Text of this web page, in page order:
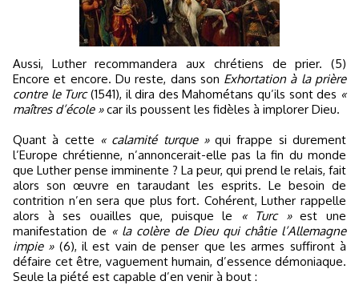
Aussi, Luther recommandera aux chrétiens de prier. (5)
Encore et encore. Du reste, dans son Exhortation à la prière
contre le Turc(1541), il dira des Mahométans qu’ils sont des «
maîtres d’école »car ils poussent les fidèles à implorer Dieu.
Quant à cette « calamité turque »qui frappe si durement
l’Europe chrétienne, n’annoncerait-elle pas la fin du monde
que Luther pense imminente ? La peur, qui prend le relais, fait
alors son œuvre en taraudant les esprits. Le besoin de
contrition n’en sera que plus fort. Cohérent, Luther rappelle
alors à ses ouailles que, puisque le
« Turc »est une
manifestation de « la colère de Dieu qui châtie l’Allemagne
impie »(6), il est vain de penser que les armes suffiront à
défaire cet être, vaguement humain, d’essence démoniaque.
Seule la piété est capable d’en venir à bout :